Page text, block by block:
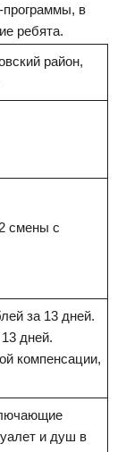
программы, в
ребята.
район,
смены с
за 13 дней.
дней.
компенсации,
и душ в